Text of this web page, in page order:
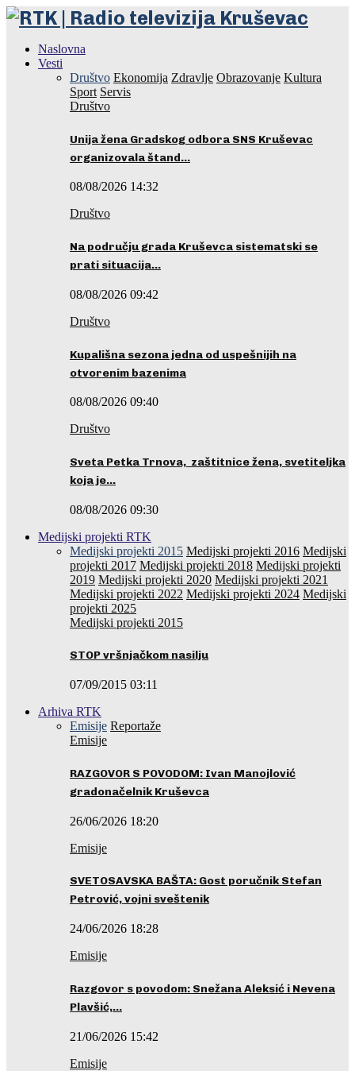
Naslovna
Vesti
Društvo Ekonomija Zdravlje Obrazovanje Kultura
Sport Servis
Društvo
Unija žena Gradskog odbora SNS Kruševac
organizovala štand…
08/08/2026 14:32
Društvo
Na području grada Kruševca sistematski se
prati situacija…
08/08/2026 09:42
Društvo
Kupališna sezona jedna od uspešnijih na
otvorenim bazenima
08/08/2026 09:40
Društvo
Sveta Petka Trnova, zaštitnice žena, svetiteljka
koja je…
08/08/2026 09:30
Medijski projekti RTK
Medijski projekti 2015 Medijski projekti 2016 Medijski
projekti 2017 Medijski projekti 2018 Medijski projekti
2019 Medijski projekti 2020 Medijski projekti 2021
Medijski projekti 2022 Medijski projekti 2024 Medijski
projekti 2025
Medijski projekti 2015
STOP vršnjačkom nasilju
07/09/2015 03:11
Arhiva RTK
Emisije Reportaže
Emisije
RAZGOVOR S POVODOM: Ivan Manojlović
gradonačelnik Kruševca
26/06/2026 18:20
Emisije
SVETOSAVSKA BAŠTA: Gost poručnik Stefan
Petrović, vojni sveštenik
24/06/2026 18:28
Emisije
Razgovor s povodom: Snežana Aleksić i Nevena
Plavšić,…
21/06/2026 15:42
Emisije